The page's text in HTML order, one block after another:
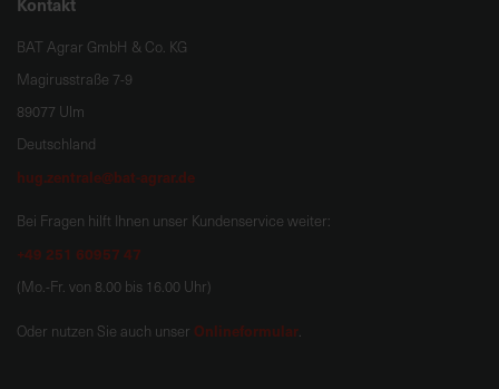
BAT Agrar GmbH & Co. KG
Magirusstraße 7-9
89077 Ulm
Deutschland
hug.zentrale@bat-agrar.de
Bei Fragen hilft Ihnen unser Kundenservice weiter:
+49 251 60957 47
(Mo.-Fr. von 8.00 bis 16.00 Uhr)
Oder nutzen Sie auch unser Onlineformular.